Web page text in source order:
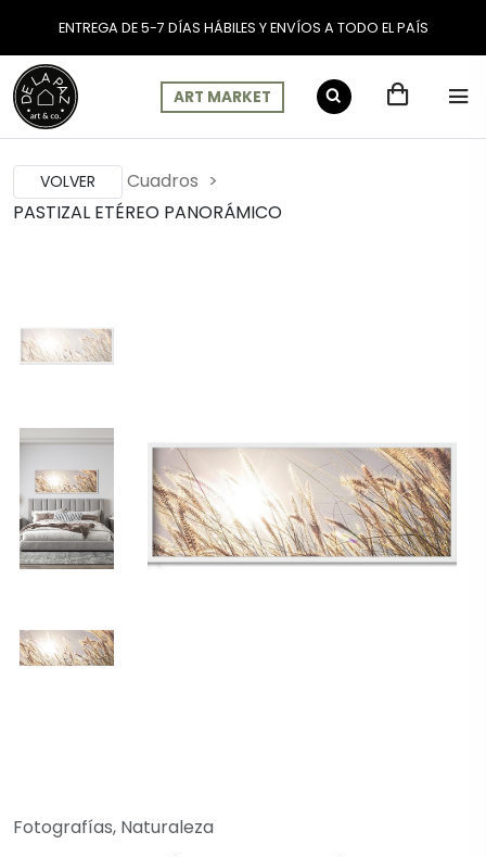
ENTREGA DE 5-7 DÍAS HÁBILES Y ENVÍOS A TODO EL PAÍS
ART MARKET
VOLVER
Cuadros
PASTIZAL ETÉREO PANORÁMICO
Fotografías, Naturaleza